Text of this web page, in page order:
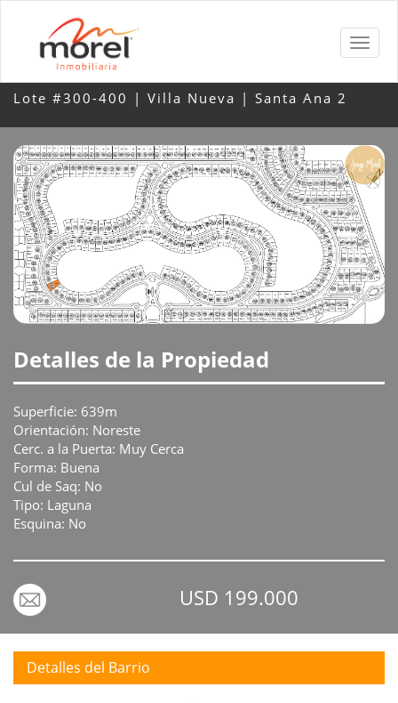
Lote #300-400 | Villa Nueva | Santa Ana 2
Detalles de la Propiedad
Superficie: 639m
Orientación: Noreste
Cerc. a la Puerta: Muy Cerca
Forma: Buena
Cul de Saq: No
Tipo: Laguna
Esquina: No
USD 199.000
Detalles del Barrio